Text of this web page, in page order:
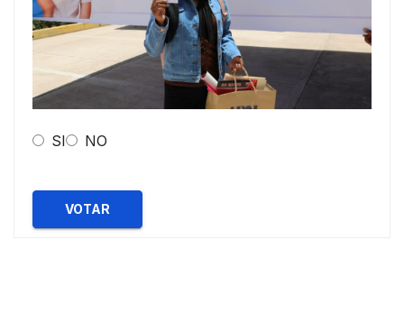
SI NO
VOTAR